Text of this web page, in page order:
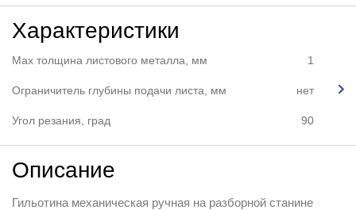
Характеристики
Max толщина листового металла, мм 1
Ограничитель глубины подачи листа, мм нет
Угол резания, град 90
Описание
Гильотина механическая ручная на разборной станине